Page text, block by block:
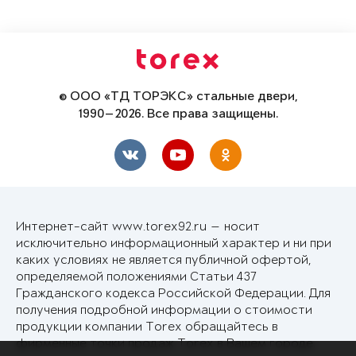
© ООО «ТД ТОРЭКС» стальные двери,
1990—2026. Все права защищены.
Интернет-сайт www.torex92.ru — носит
исключительно информационный характер и ни при
каких условиях не является публичной офертой,
определяемой положениями Статьи 437
Гражданского кодекса Российской Федерации. Для
получения подробной информации о стоимости
продукции компании Torex обращайтесь в
фирменные точки продаж Torex в Вашем городе.